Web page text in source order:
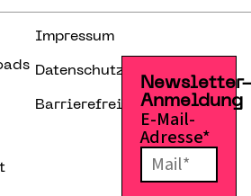
Impressum
Datenschutzerklärung
Barrierefreiheitserklärung
Anmeldung
E-Mail-
Adresse*